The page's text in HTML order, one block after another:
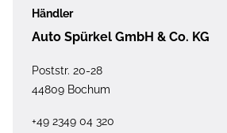
Händler
Auto Spürkel GmbH & Co. KG
Poststr. 20-28
44809 Bochum
+49 2349 04 320